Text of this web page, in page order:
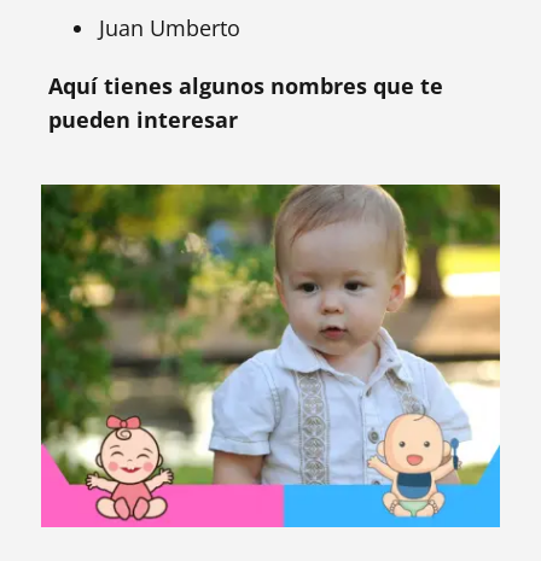
Juan Umberto
Aquí tienes algunos nombres que te
pueden interesar